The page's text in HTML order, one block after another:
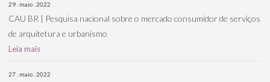
29 . maio . 2022
CAU BR | Pesquisa nacional sobre o mercado consumidor de serviços
de arquitetura e urbanismo
Leia mais
27 . maio . 2022